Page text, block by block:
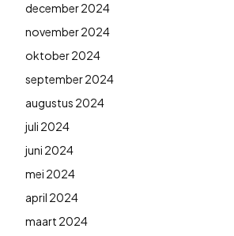
december 2024
november 2024
oktober 2024
september 2024
augustus 2024
juli 2024
juni 2024
mei 2024
april 2024
maart 2024